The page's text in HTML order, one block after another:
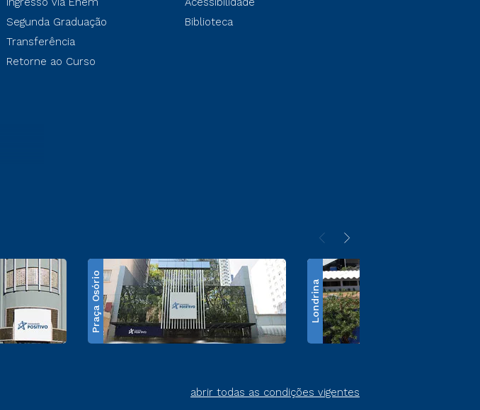
Segunda Graduação
Transferência
Retorne ao Curso
Biblioteca
Praça Osório Londrina
abrir todas as condições vigentes